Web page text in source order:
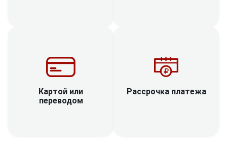
Картой или
переводом
Рассрочка платежа